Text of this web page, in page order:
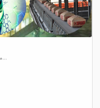
محاضر مادة الكيمياء وباحث في الطاقة...